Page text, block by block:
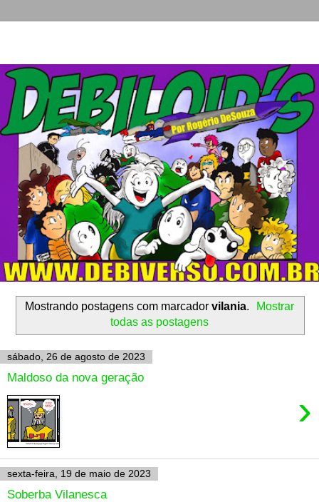
Mostrando postagens com marcador vilania.
Mostrar
todas as postagens
sábado, 26 de agosto de 2023
Maldoso da nova geração
›
sexta-feira, 19 de maio de 2023
Soberba Vilanesca